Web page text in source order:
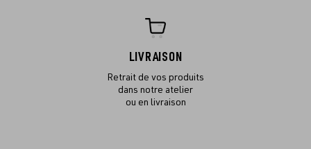
LIVRAISON
Retrait de vos produits
dans notre atelier
ou en livraison